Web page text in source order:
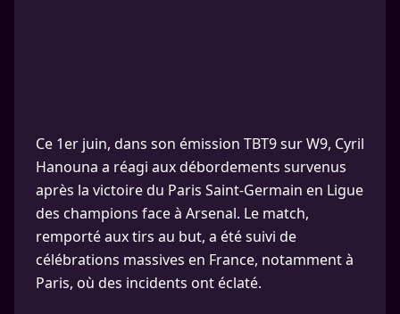
Ce 1er juin, dans son émission TBT9 sur W9, Cyril
Hanouna a réagi aux débordements survenus
après la victoire du Paris Saint-Germain en Ligue
des champions face à Arsenal. Le match,
remporté aux tirs au but, a été suivi de
célébrations massives en France, notamment à
Paris, où des incidents ont éclaté.